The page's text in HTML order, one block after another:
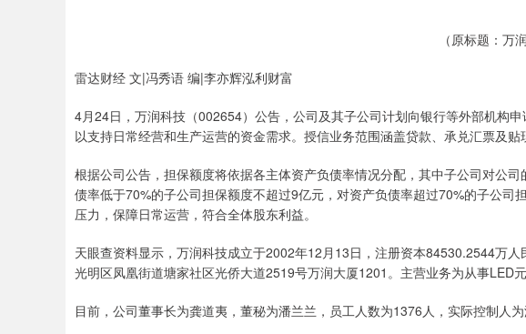
（原标题：万
雷达财经 文|冯秀语 编|李亦辉泓利财富
4月24日，万润科技（002654）公告，公司及其子公司计划向银行等外部机构
以支持日常经营和生产运营的资金需求。授信业务范围涵盖贷款、承兑汇票及贴
根据公司公告，担保额度将依据各主体资产负债率情况分配，其中子公司对公
债率低于70%的子公司担保额度不超过9亿元，对资产负债率超过70%的子公司
压力，保障日常运营，符合全体股东利益。
天眼查资料显示，万润科技成立于2002年12月13日，注册资本84530.2544万
光明区凤凰街道塘家社区光侨大道2519号万润大厦1201。主营业务为从事LED
目前，公司董事长为龚道夷，董秘为潘兰兰，员工人数为1376人，实际控制人
上证指数 3900.35 21.92 0.57% 深